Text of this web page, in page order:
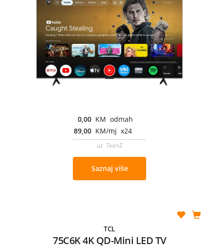
0,00 KM odmah
89,00 KM/mj x24
uz TeenZ
Saznaj više
TCL
75C6K 4K QD-Mini LED TV